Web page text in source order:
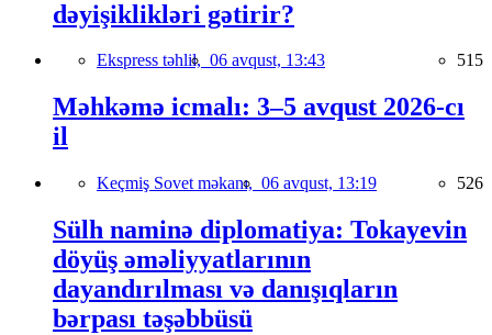
dəyişiklikləri gətirir?
Ekspress təhlil, 06 avqust, 13:43 515
Məhkəmə icmalı: 3–5 avqust 2026-cı
il
Keçmiş Sovet məkanı, 06 avqust, 13:19 526
Sülh naminə diplomatiya: Tokayevin
döyüş əməliyyatlarının
dayandırılması və danışıqların
bərpası təşəbbüsü